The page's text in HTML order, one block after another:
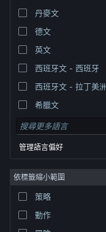
權人在美國與其它國家（地區）之財
Cookie
丹麥文
德文
英文
西班牙文 - 西班牙
西班牙文 - 拉丁美洲
希臘文
管理語言偏好
依標籤縮小範圍
策略
動作